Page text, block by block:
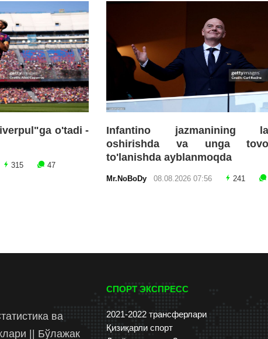
o'tadi -
315 47
Infantino jazmanining
oshirishda va unga
to'lanishda ayblanmoqda
Mr.NoBoDy 08.08.2026 07:56 241
ва
|| Бўлажак
СПОРТ ЭКСПРЕСС
2021-2022 трансферлари
Қизиқарли спорт